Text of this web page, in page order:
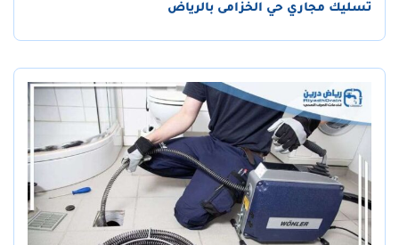
تسليك مجاري حي الخزامى بالرياض